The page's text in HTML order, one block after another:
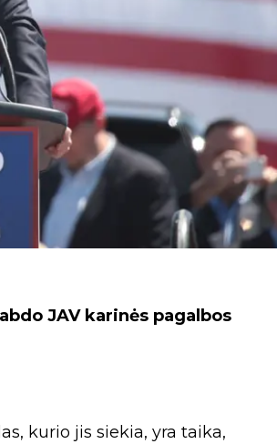
JAV karinės pagalbos
kurio jis siekia, yra taika,